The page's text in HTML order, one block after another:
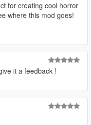
for creating cool horror
where this mod goes!
it a feedback !